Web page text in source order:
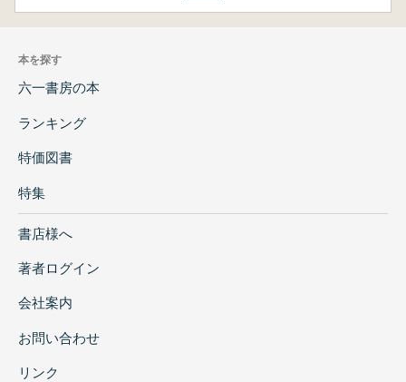
本を探す
六一書房の本
ランキング
特価図書
特集
書店様へ
著者ログイン
会社案内
お問い合わせ
リンク